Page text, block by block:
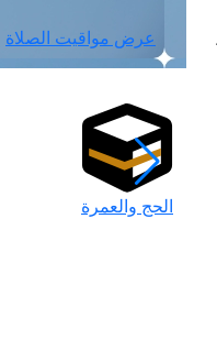
عرض مواقيت الصلاة
الحج والعمرة